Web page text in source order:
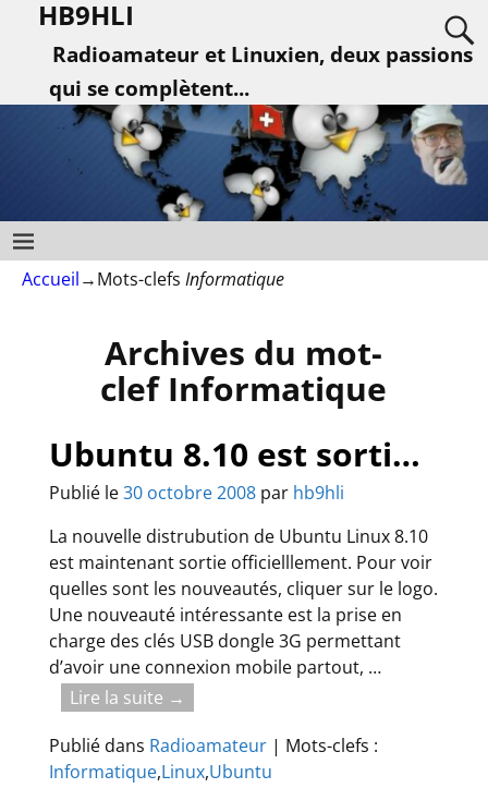
HB9HLI
Radioamateur et Linuxien, deux passions
qui se complètent...
Accueil→Mots-clefs Informatique
Archives du mot-
clef Informatique
Ubuntu 8.10 est sorti…
Publié le30 octobre 2008 par hb9hli
La nouvelle distrubution de Ubuntu Linux 8.10
est maintenant sortie officielllement. Pour voir
quelles sont les nouveautés, cliquer sur le logo.
Une nouveauté intéressante est la prise en
charge des clés USB dongle 3G permettant
d’avoir une connexion mobile partout, …
Lire la suite →
Publié dans Radioamateur| Mots-clefs :
Informatique,Linux,Ubuntu